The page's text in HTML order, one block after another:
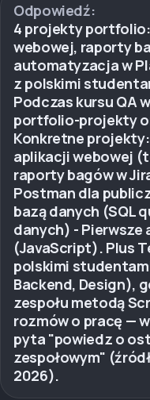
Odpowiedź:
4 projekty
webowej, raporty
automatyzacja w
z polskimi
Podczas kursu QA
portfolio-projekty
Konkretne
aplikacji webowej
raporty bagów w
Postman dla
bazą danych (SQL
danych) -
(JavaScript). Plus
polskimi
Backend, Design),
zespołu metodą
rozmów o pracę —
pyta "powiedz o
zespołowym"
2026).